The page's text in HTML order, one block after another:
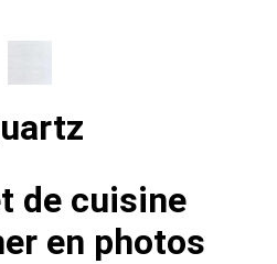
de cuisine
en photos